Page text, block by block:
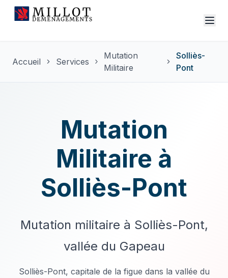
Accueil Services
Mutation
Militaire
Solliès-
Pont
Mutation
Militaire à
Solliès-Pont
Mutation militaire à Solliès-Pont,
vallée du Gapeau
Solliès-Pont, capitale de la figue dans la vallée du